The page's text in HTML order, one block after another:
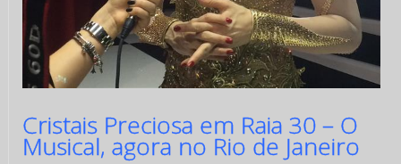
Cristais Preciosa em Raia 30 – O
Musical, agora no Rio de Janeiro